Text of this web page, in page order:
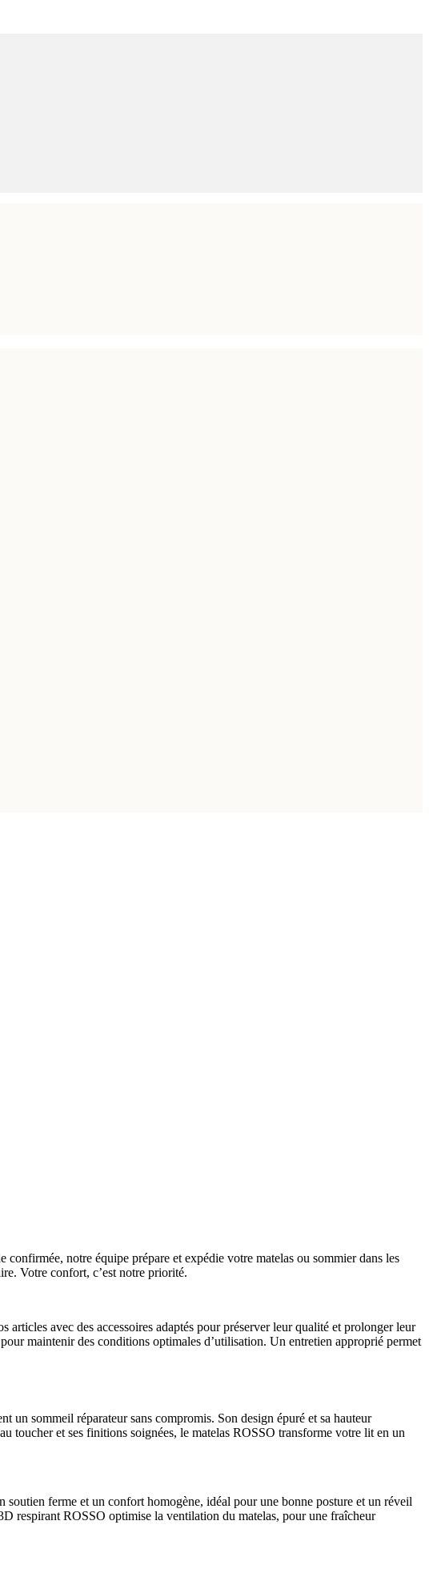
confirmée, notre équipe prépare et expédie votre matelas ou sommier dans les
Votre confort, c’est notre priorité.
avec des accessoires adaptés pour préserver leur qualité et prolonger leur
maintenir des conditions optimales d’utilisation. Un entretien approprié permet
un sommeil réparateur sans compromis. Son design épuré et sa hauteur
toucher et ses finitions soignées, le matelas ROSSO transforme votre lit en un
ferme et un confort homogène, idéal pour une bonne posture et un réveil
respirant ROSSO optimise la ventilation du matelas, pour une fraîcheur